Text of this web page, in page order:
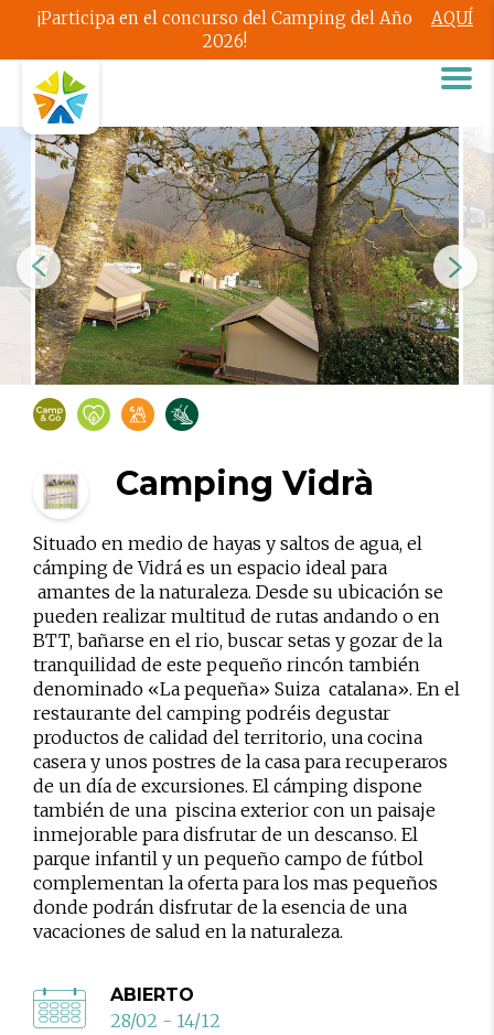
¡Participa en el concurso del Camping del Año
2026!
AQUÍ
Camping Vidrà
Situado en medio de hayas y saltos de agua, el
cámping de Vidrá es un espacio ideal para
amantes de la naturaleza. Desde su ubicación se
pueden realizar multitud de rutas andando o en
BTT, bañarse en el rio, buscar setas y gozar de la
tranquilidad de este pequeño rincón también
denominado «La pequeña» Suiza catalana». En el
restaurante del camping podréis degustar
productos de calidad del territorio, una cocina
casera y unos postres de la casa para recuperaros
de un día de excursiones. El cámping dispone
también de una piscina exterior con un paisaje
inmejorable para disfrutar de un descanso. El
parque infantil y un pequeño campo de fútbol
complementan la oferta para los mas pequeños
donde podrán disfrutar de la esencia de una
vacaciones de salud en la naturaleza.
ABIERTO
28/02 - 14/12